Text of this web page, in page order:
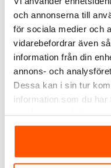
och annonserna till
för sociala medier och
vidarebefordrar även
information från din
annons- och
Dessa kan i sin tur
information som du
belysningssystem som
LED-ljuskällor, tak-,
inomhusbruk, har vi
lampor, lyktstolpar,
väggarmaturer för
av Philips belysning och
beställ snabbt och
Philips Creek
Sensor
PHILIPS
399,00 kr
Skickas inom 9-10 arbetsdagar